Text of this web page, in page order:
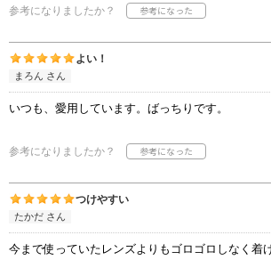
参考になりましたか？
よい！
まろん さん
いつも、愛用しています。ばっちりです。
参考になりましたか？
つけやすい
たかだ さん
今まで使っていたレンズよりもゴロゴロしなく着